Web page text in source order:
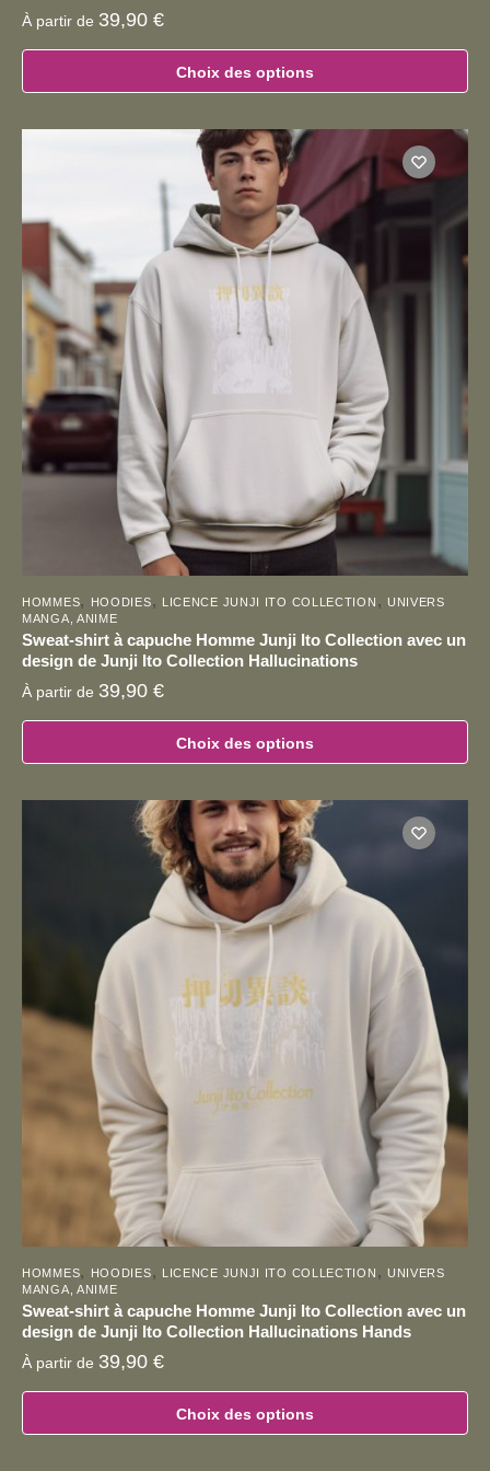
À partir de 39,90 €
Choix des options
produit
options
peuvent
être
choisies
sur
la
page
du
produit
HOMMES, HOODIES, LICENCE JUNJI ITO COLLECTION , UNIVERS
MANGA, ANIME
Sweat-shirt à capuche Homme Junji Ito Collection avec un
design de Junji Ito Collection Hallucinations
À partir de 39,90 €
Choix des options
produit
choisies
du
HOMMES, HOODIES, LICENCE JUNJI ITO COLLECTION , UNIVERS
MANGA, ANIME
Sweat-shirt à capuche Homme Junji Ito Collection avec un
design de Junji Ito Collection Hallucinations Hands
À partir de 39,90 €
Choix des options